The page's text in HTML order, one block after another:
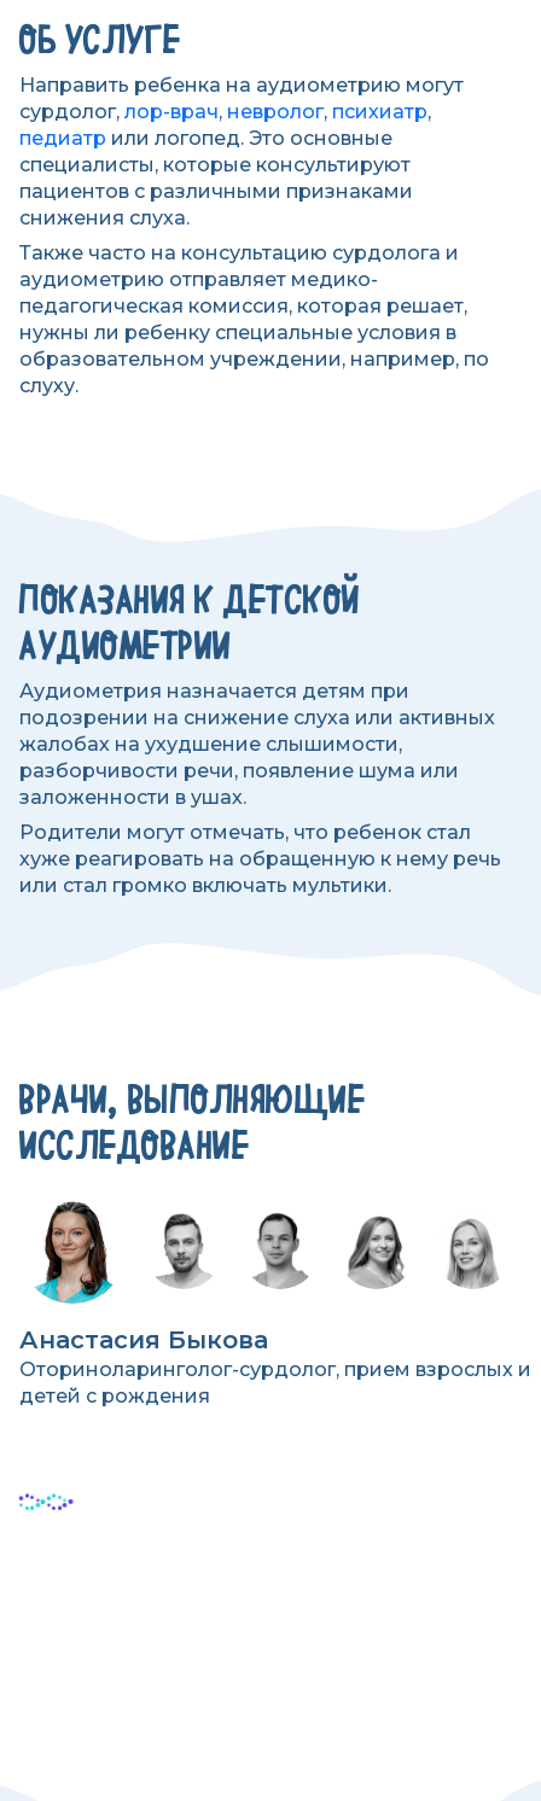
ОБ УСЛУГЕ
Направить ребенка на аудиометрию могут
сурдолог, лор-врач, невролог, психиатр,
педиатр или логопед. Это основные
специалисты, которые консультируют
пациентов с различными признаками
снижения слуха.
Также часто на консультацию сурдолога и
аудиометрию отправляет медико-
педагогическая комиссия, которая решает,
нужны ли ребенку специальные условия в
образовательном учреждении, например, по
слуху.
ПОКАЗАНИЯ К ДЕТСКОЙ
АУДИОМЕТРИИ
Аудиометрия назначается детям при
подозрении на снижение слуха или активных
жалобах на ухудшение слышимости,
разборчивости речи, появление шума или
заложенности в ушах.
Родители могут отмечать, что ребенок стал
хуже реагировать на обращенную к нему речь
или стал громко включать мультики.
ВРАЧИ, ВЫПОЛНЯЮЩИЕ
ИССЛЕДОВАНИЕ
Анастасия Быкова
Оториноларинголог-сурдолог, прием взрослых и
детей с рождения